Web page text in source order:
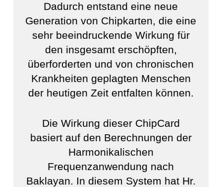
Dadurch entstand eine neue
Generation von Chipkarten, die eine
sehr beeindruckende Wirkung für
den insgesamt erschöpften,
überforderten und von chronischen
Krankheiten geplagten Menschen
der heutigen Zeit entfalten können.
Die Wirkung dieser ChipCard
basiert auf den Berechnungen der
Harmonikalischen
Frequenzanwendung nach
Baklayan. In diesem System hat Hr.